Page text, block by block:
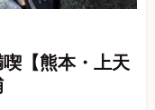
【熊本・上天